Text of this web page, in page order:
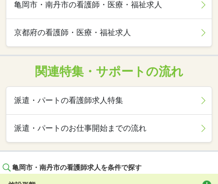
亀岡市・南丹市の看護師・医療・福祉求人
京都府の看護師・医療・福祉求人
関連特集・サポートの流れ
派遣・パートの看護師求人特集
派遣・パートのお仕事開始までの流れ
亀岡市・南丹市の看護師求人を条件で探す